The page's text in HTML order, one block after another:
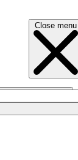
Close menu